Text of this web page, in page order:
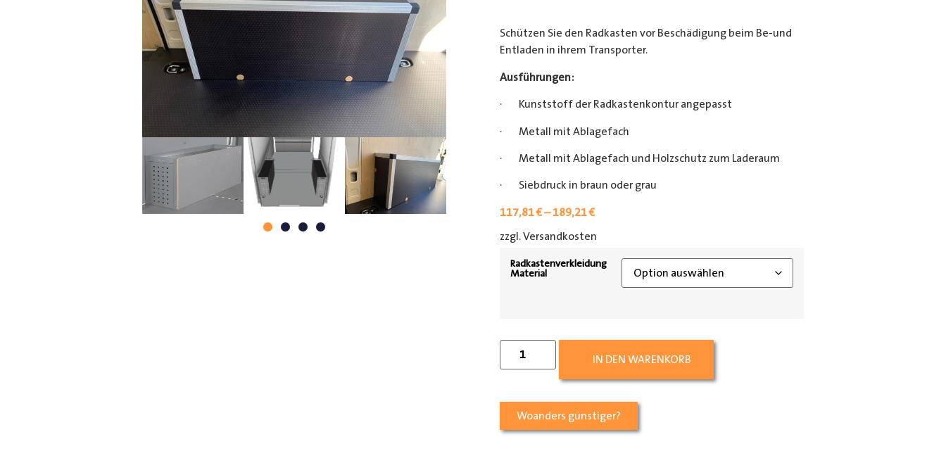
Schützen Sie den Radkasten vor Beschädigung beim Be-und
Entladen in ihrem Transporter.
Ausführungen:
· Kunststoff der Radkastenkontur angepasst
· Metall mit Ablagefach
· Metall mit Ablagefach und Holzschutz zum Laderaum
· Siebdruck in braun oder grau
117,81€–189,21€
zzgl. Versandkosten
Radkastenverkleidung
Material
IN DEN WARENKORB
Woanders günstiger?